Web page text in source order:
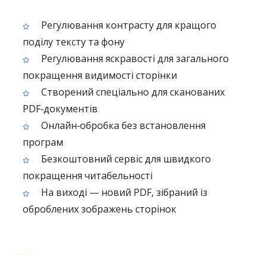
Регулювання контрасту для кращого
поділу тексту та фону
Регулювання яскравості для загального
покращення видимості сторінки
Створений спеціально для сканованих
PDF‑документів
Онлайн‑обробка без встановлення
програм
Безкоштовний сервіс для швидкого
покращення читабельності
На виході — новий PDF, зібраний із
оброблених зображень сторінок